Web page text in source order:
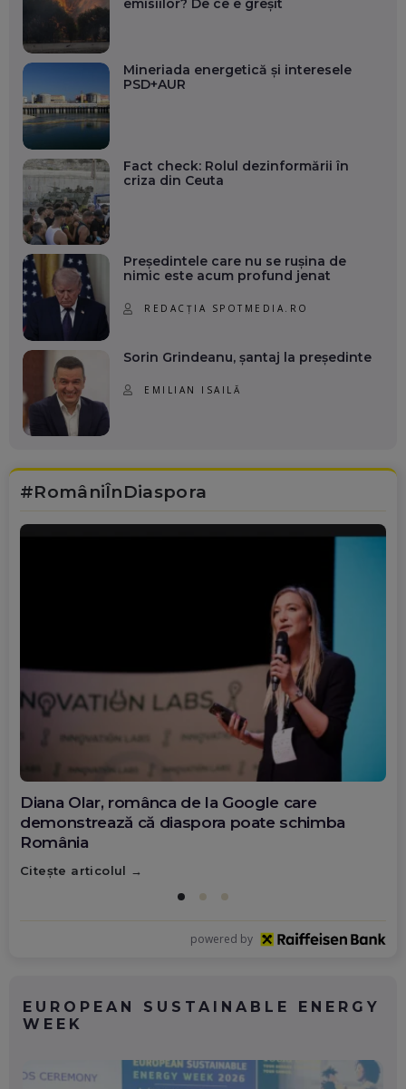
Mineriada energetică și interesele
PSD+AUR
Fact check: Rolul dezinformării în
criza din Ceuta
Președintele care nu se rușina de
nimic este acum profund jenat
REDACȚIA SPOTMEDIA.RO
Sorin Grindeanu, șantaj la președinte
EMILIAN ISAILĂ
#RomâniÎnDiaspora
Diana Olar, românca de la Google care
demonstrează că diaspora poate schimba
România
Citește articolul
powered by
EUROPEAN SUSTAINABLE ENERGY
WEEK